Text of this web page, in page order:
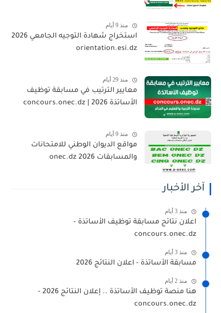
منذ 9 أيام
استخراج شهادة التوجيه الجامعي 2026
orientation.esi.dz
منذ 29 أيام
معايير الترتيب في مسابقة توظيف
الأساتذة 2026 | concours.onec.dz
منذ 9 أيام
مواقع الديوان الوطني للامتحانات
والمسابقات 2026 onec.dz
آخر الأخبار
منذ 3 أيام
اعلان نتائج مسابقة توظيف الأساتذة -
concours.onec.dz
منذ 3 أيام
مسابقة الأساتذة - اعلان النتائج 2026
منذ 2 أيام
هنا منصة توظيف الأساتذة .. إعلان النتائج 2026 -
concours.onec.dz